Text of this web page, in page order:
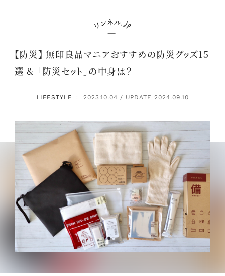
【防災】 無印良品マニアおすすめの防災グッズ15
選 & 「防災セット」の中身は？
LIFESTYLE ： 2023.10.04 / UPDATE 2024.09.10